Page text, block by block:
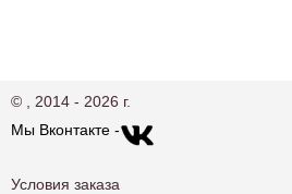
© , 2014 - 2026 г.
Мы Вконтакте -
Условия заказа